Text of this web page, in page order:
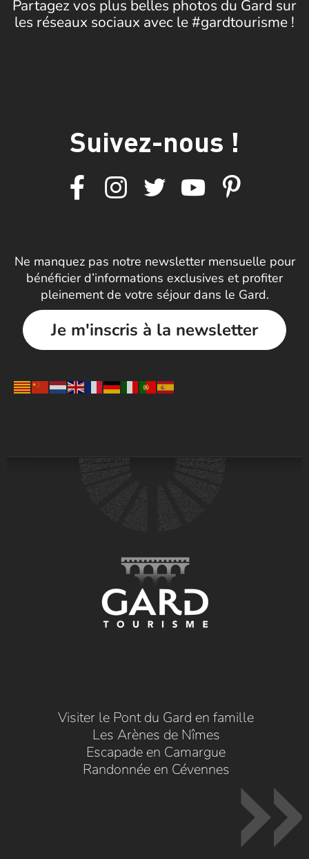
Partagez vos plus belles photos du Gard sur
les réseaux sociaux avec le #gardtourisme !
Suivez-nous !
Ne manquez pas notre newsletter mensuelle pour
bénéficier d’informations exclusives et profiter
pleinement de votre séjour dans le Gard.
Je m'inscris à la newsletter
Visiter le Pont du Gard en famille
Les Arènes de Nîmes
Escapade en Camargue
Randonnée en Cévennes